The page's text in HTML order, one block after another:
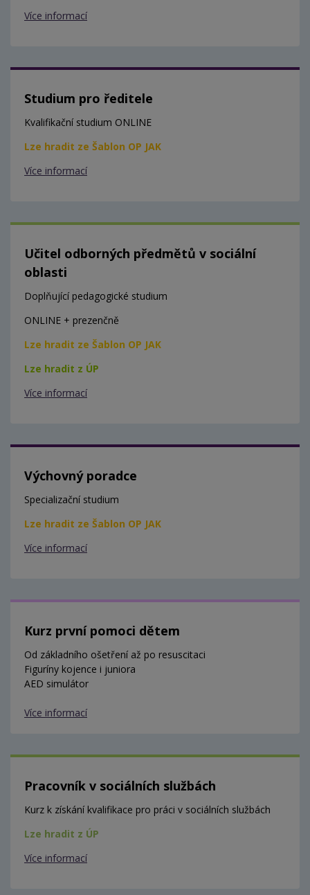
Více informací
Studium pro ředitele
Kvalifikační studium ONLINE
Lze hradit ze Šablon OP JAK
Více informací
Učitel odborných předmětů v sociální
oblasti
Doplňující pedagogické studium
ONLINE + prezenčně
Lze hradit ze Šablon OP JAK
Lze hradit z ÚP
Více informací
Výchovný poradce
Specializační studium
Lze hradit ze Šablon OP JAK
Více informací
Kurz první pomoci dětem
Od základního ošetření až po resuscitaci
Figuríny kojence i juniora
AED simulátor
Více informací
Pracovník v sociálních službách
Kurz k získání kvalifikace pro práci v sociálních službách
Lze hradit z ÚP
Více informací